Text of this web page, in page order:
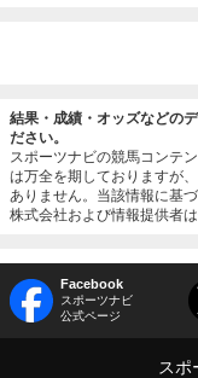
結果・成績・オッズなどの
ださい。
スポーツナビの競馬コンテ
は万全を期しておりますが
ありません。当該情報に基
株式会社および情報提供者
Facebook
スポーツナビ
公式ページ
スポ